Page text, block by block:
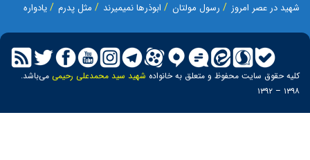
شهید در عصر امروز
رسول مولتان ابوذرها نمیمیرند مثل پدرم یادواره
کلیه حقوق سایت محفوظ و متعلق به خانواده شهید سید محمدعلی رحیمی می‌باشد.
۱۳۹۸ – ۱۳۹۲